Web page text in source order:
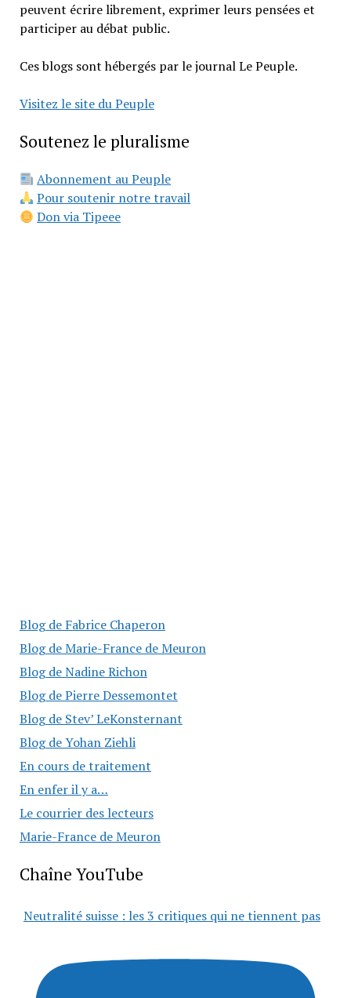
peuvent écrire librement, exprimer leurs pensées et
participer au débat public.
Ces blogs sont hébergés par le journal Le Peuple.
Visitez le site du Peuple
Soutenez le pluralisme
Abonnement au Peuple
Pour soutenir notre travail
Don via Tipeee
Blog de Fabrice Chaperon
Blog de Marie-France de Meuron
Blog de Nadine Richon
Blog de Pierre Dessemontet
Blog de Stev’ LeKonsternant
Blog de Yohan Ziehli
En cours de traitement
En enfer il y a…
Le courrier des lecteurs
Marie-France de Meuron
Chaîne YouTube
Neutralité suisse : les 3 critiques qui ne tiennent pas